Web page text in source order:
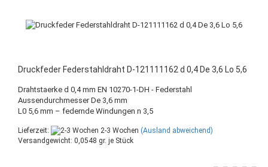
Druckfeder Federstahldraht D-121111162 d 0,4 De 3,6 Lo 5,6
Drahtstaerke d 0,4 mm EN 10270-1-DH - Federstahl
Aussendurchmesser De 3,6 mm
L0 5,6 mm – federnde Windungen n 3,5
Lieferzeit: 2-3 Wochen (Ausland abweichend)
Versandgewicht: 0,0548 gr. je Stück